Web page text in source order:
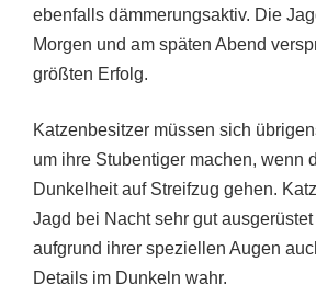
ebenfalls dämmerungsaktiv. Die
Morgen und am späten Abend
größten Erfolg.
Katzenbesitzer müssen sich
um ihre Stubentiger machen, wenn
Dunkelheit auf Streifzug gehen.
Jagd bei Nacht sehr gut
aufgrund ihrer speziellen Augen
Details im Dunkeln wahr.